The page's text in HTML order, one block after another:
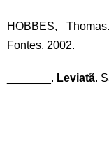
HOBBES,
Fontes, 2002.
_______. Leviatã.